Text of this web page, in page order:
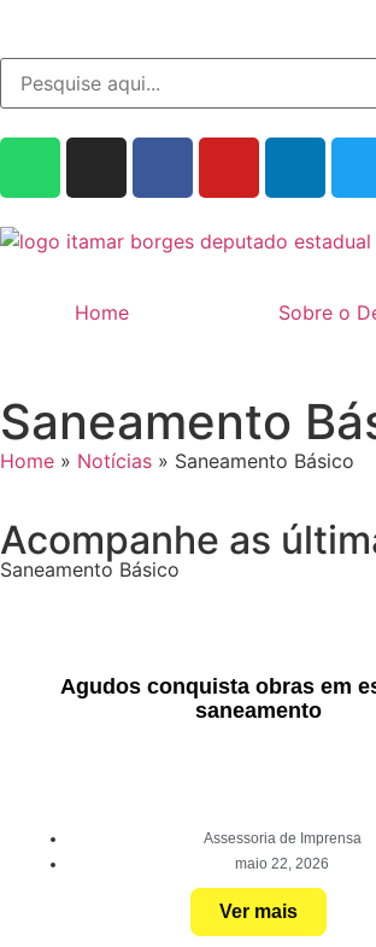
Home Sobre o
Saneamento
Home » Notícias » Saneamento Básico
Acompanhe as
Saneamento Básico
Agudos conquista obras em
saneamento
Assessoria de Imprensa
maio 22, 2026
Ver mais